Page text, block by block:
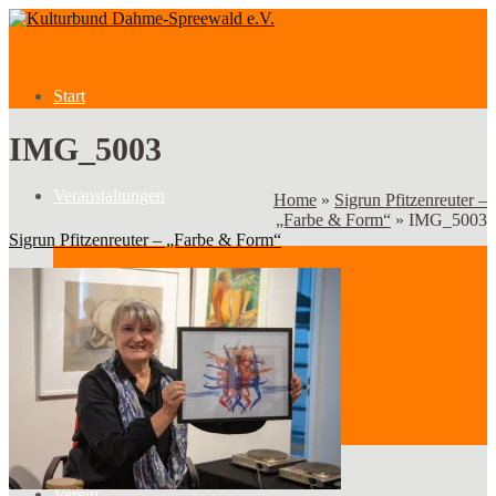
Start
Veranstaltungen
Veranstaltungen
Kategorien
IMG_5003
Home » Sigrun Pfitzenreuter –
„Farbe & Form“ » IMG_5003
Sigrun Pfitzenreuter – „Farbe & Form“